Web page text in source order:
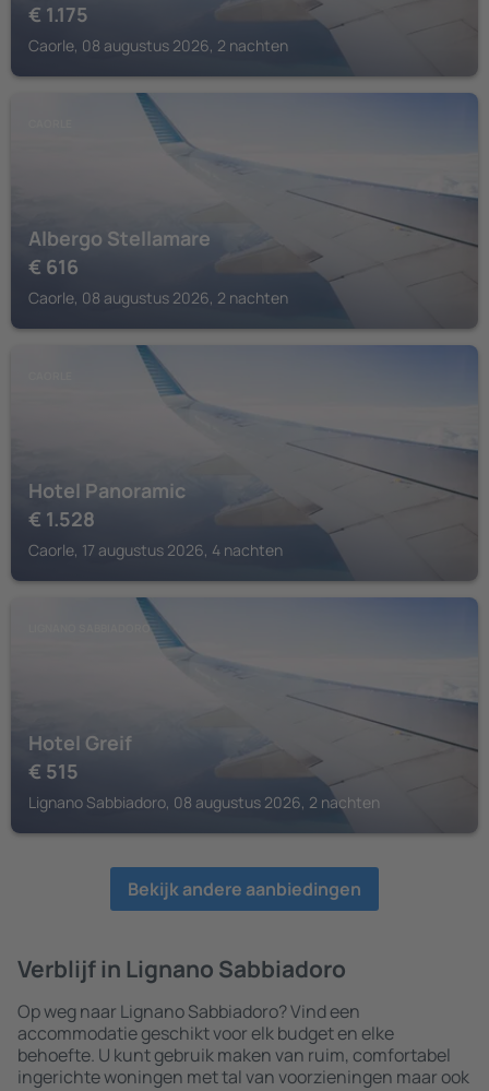
€ 1.175
Caorle, 08 augustus 2026, 2 nachten
Albergo Stellamare
€ 616
Caorle, 08 augustus 2026, 2 nachten
Hotel Panoramic
€ 1.528
Caorle, 17 augustus 2026, 4 nachten
LIGNANO SABBIADORO
Hotel Greif
€ 515
Lignano Sabbiadoro, 08 augustus 2026, 2 nachten
Bekijk andere aanbiedingen
Verblijf in Lignano Sabbiadoro
Op weg naar Lignano Sabbiadoro? Vind een
accommodatie geschikt voor elk budget en elke
behoefte. U kunt gebruik maken van ruim, comfortabel
ingerichte woningen met tal van voorzieningen maar ook